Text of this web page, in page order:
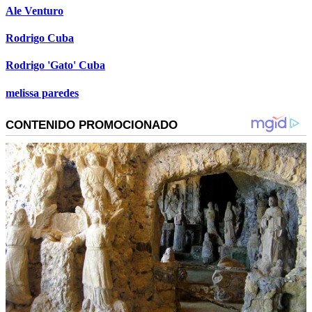
Ale Venturo
Rodrigo Cuba
Rodrigo 'Gato' Cuba
melissa paredes